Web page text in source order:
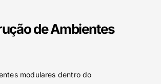
de Ambientes
modulares dentro do